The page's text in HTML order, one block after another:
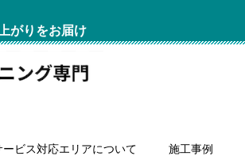
がりをお届け
ービス対応エリアについて 施工事例